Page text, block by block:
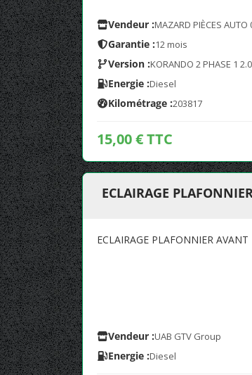
Vendeur :MAZARD PIÈCES AUTO
Garantie :12 mois
Version :KORANDO 2 PHASE 1
Energie :Diesel
Kilométrage :203817
15,00 € TTC
ECLAIRAGE
ECLAIRAGE PLAFONNIER
Vendeur :UAB GTV Group
Energie :Diesel